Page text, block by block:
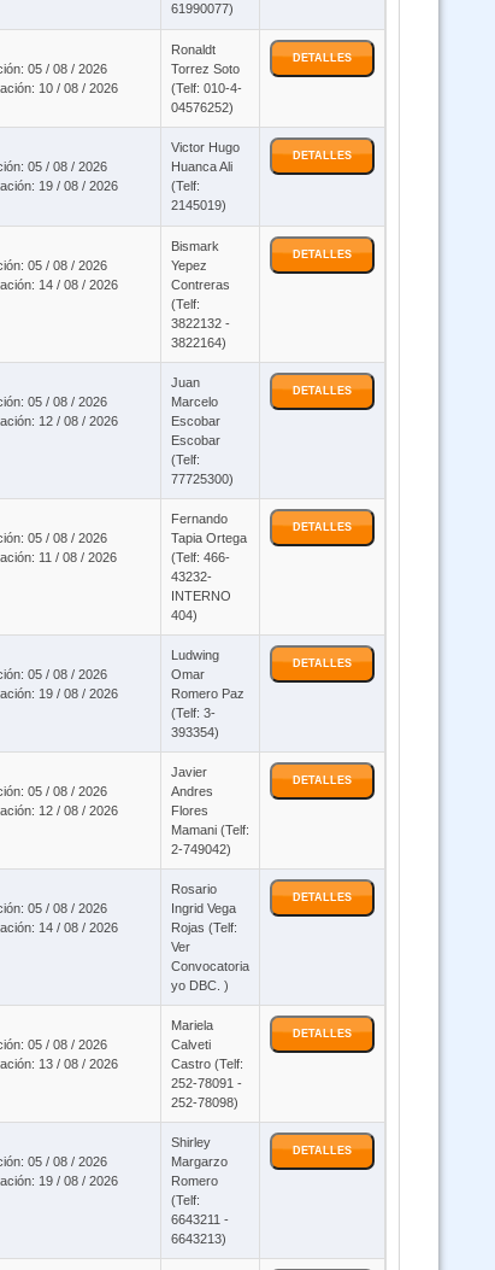
SAFCO y DS23318-A responsabilidad por la funcion publica -
doble certificación (Virtual 24/7)
de las familias y del proceso familiar (Virtual Asincrónico 24/7)
393 de servicios financieros - ON LINE (Virtual 24/7)
Curso BIOSEGURIDAD ODONTOLOGICA Virtual
Ley 1152 Sistema Unico de Salud (Virtual 24/7)
Ley 1178 SAFCO - DS23318-A y Ley 1152 ( Virtual)
Sistema de Gestión Pública SIGEP WEB (Virtual 24/7)
Prevención de la Violencia ON LINE (Virtual 24/7)
salud SALMI SIAL SOAPS y SNIS VE modalidad virtual
Unico de Establecimientos de Salud - Estadístico 24/7
DS 0181 SABS y SICOES para Consultores virtual
IA inteligenia Artifical - virtual asincronico
General de las Personas Adultas Mayores (Virtual Asincrónico
24/7)
Curso Ley 1178 SAFCO (Virtual 24/7)
Sistema de Contabilidad Integrada SCI (Virtual 24/7)
Pública Ley 1178 - Responsabilidad por la Función Pública - Ley
3131 - Bioseguridad y Paquetes Computacionales - virtual
Curso Ley 2027 y Ley 348 virtual asincronico
Sistema Integrado de Vigilancia Epidemiológica(Virtual 24/7)
61990077)
05 / 08 / 2026
10 / 08 / 2026
Ronaldt
Torrez Soto
(Telf: 010-4-
04576252)
DETALLES
05 / 08 / 2026
19 / 08 / 2026
Victor Hugo
Huanca Ali
(Telf:
2145019)
DETALLES
05 / 08 / 2026
14 / 08 / 2026
Bismark
Yepez
Contreras
(Telf:
3822132 -
3822164)
DETALLES
05 / 08 / 2026
12 / 08 / 2026
Juan
Marcelo
Escobar
Escobar
(Telf:
77725300)
DETALLES
05 / 08 / 2026
11 / 08 / 2026
Fernando
Tapia Ortega
(Telf: 466-
43232-
INTERNO
404)
DETALLES
05 / 08 / 2026
19 / 08 / 2026
Ludwing
Omar
Romero Paz
(Telf: 3-
393354)
DETALLES
05 / 08 / 2026
12 / 08 / 2026
Javier
Andres
Flores
Mamani (Telf:
2-749042)
DETALLES
05 / 08 / 2026
14 / 08 / 2026
Rosario
Ingrid Vega
Rojas (Telf:
Ver
Convocatoria
yo DBC. )
DETALLES
05 / 08 / 2026
13 / 08 / 2026
Mariela
Calveti
Castro (Telf:
252-78091 -
252-78098)
DETALLES
05 / 08 / 2026
19 / 08 / 2026
Shirley
Margarzo
Romero
(Telf:
6643211 -
6643213)
DETALLES